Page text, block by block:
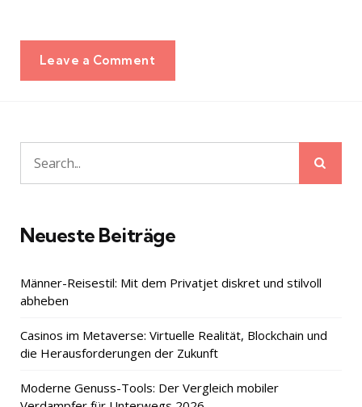
Leave a Comment
Search
for:
Neueste Beiträge
Männer-Reisestil: Mit dem Privatjet diskret und stilvoll
abheben
Casinos im Metaverse: Virtuelle Realität, Blockchain und
die Herausforderungen der Zukunft
Moderne Genuss-Tools: Der Vergleich mobiler